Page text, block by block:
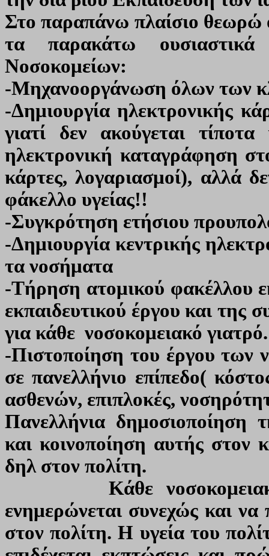
Στο παραπάνω πλαίσιο θεωρώ
τα παρακάτω
Νοσοκομείων:
-Μηχανοοργάνωση όλων των
-Δημιουργία ηλεκτρονικής
γιατί δεν ακούγεται
ηλεκτρονική καταγράφηση
κάρτες, λογαριασμοί), αλλά
φάκελλο υγείας!!
-Συγκρότηση ετήσιου
-Δημιουργία κεντρικής
τα νοσήματα
-Τήρηση ατομικού φακέλλου
εκπαιδευτικού έργου και της
για κάθε νοσοκομειακό γιατρό.
-Πιστοποίηση του έργου των
σε πανελλήνιο επίπεδο(
ασθενών, επιπλοκές,
Πανελλήνια δημοσιοποίηση
και κοινοποίηση αυτής στον
δηλ στον πολίτη.
Κάθε νοσοκομειακός
ενημερώνεται συνεχώς και να
στον πολίτη. Η υγεία του